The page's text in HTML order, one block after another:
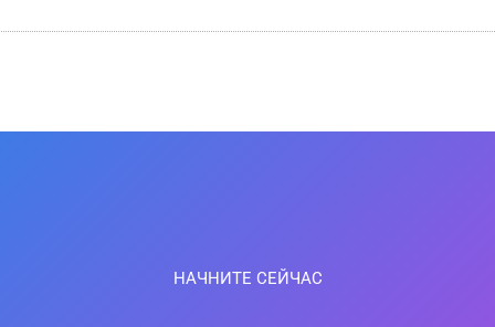
НАЧНИТЕ СЕЙЧАС